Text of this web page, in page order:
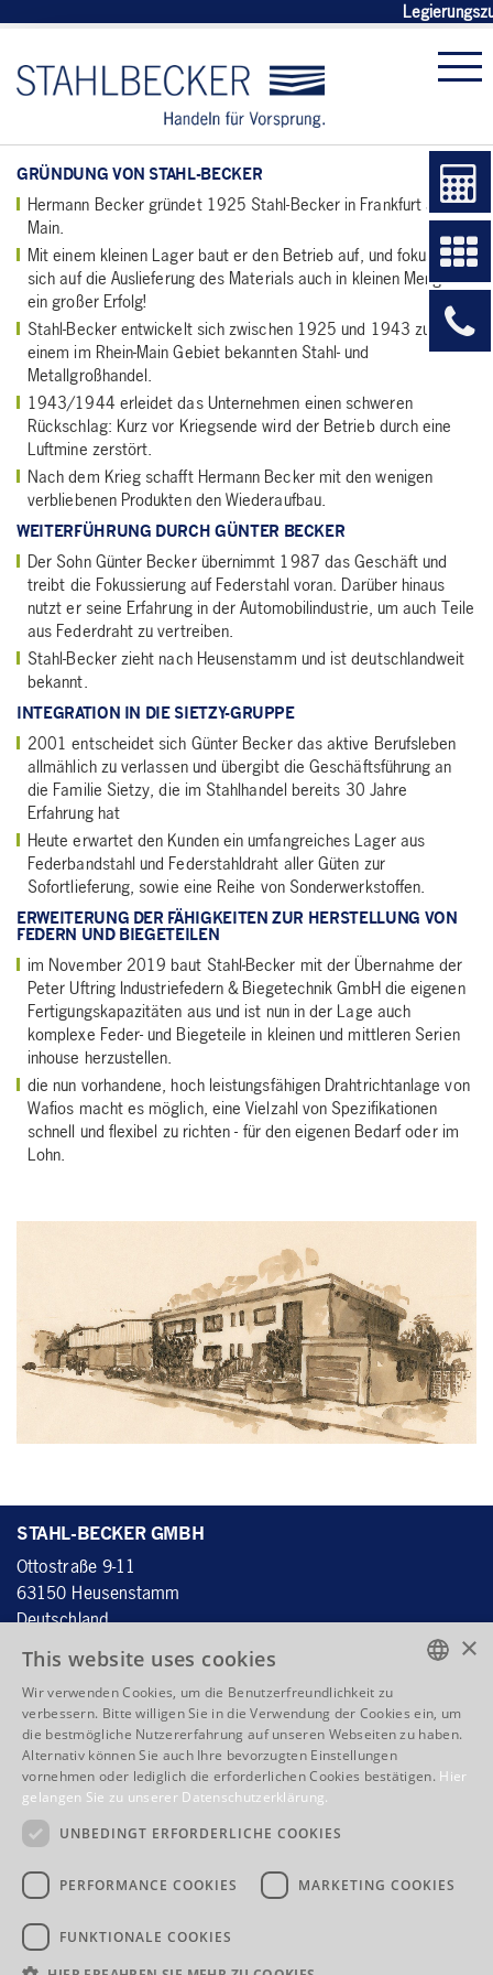
GRÜNDUNG VON STAHL-BECKER
Hermann Becker gründet 1925 Stahl-Becker in Frankfurt am
Main.
Mit einem kleinen Lager baut er den Betrieb auf, und fokussiert
sich auf die Auslieferung des Materials auch in kleinen Mengen -
ein großer Erfolg!
Stahl-Becker entwickelt sich zwischen 1925 und 1943 zu
einem im Rhein-Main Gebiet bekannten Stahl- und
Metallgroßhandel.
1943/1944 erleidet das Unternehmen einen schweren
Rückschlag: Kurz vor Kriegsende wird der Betrieb durch eine
Luftmine zerstört.
Nach dem Krieg schafft Hermann Becker mit den wenigen
verbliebenen Produkten den Wiederaufbau.
WEITERFÜHRUNG DURCH GÜNTER BECKER
Der Sohn Günter Becker übernimmt 1987 das Geschäft und
treibt die Fokussierung auf Federstahl voran. Darüber hinaus
nutzt er seine Erfahrung in der Automobilindustrie, um auch Teile
aus Federdraht zu vertreiben.
Stahl-Becker zieht nach Heusenstamm und ist deutschlandweit
bekannt.
INTEGRATION IN DIE SIETZY-GRUPPE
2001 entscheidet sich Günter Becker das aktive Berufsleben
allmählich zu verlassen und übergibt die Geschäftsführung an
die Familie Sietzy, die im Stahlhandel bereits 30 Jahre
Erfahrung hat
Heute erwartet den Kunden ein umfangreiches Lager aus
Federbandstahl und Federstahldraht aller Güten zur
Sofortlieferung, sowie eine Reihe von Sonderwerkstoffen.
ERWEITERUNG DER FÄHIGKEITEN ZUR HERSTELLUNG VON
FEDERN UND BIEGETEILEN
im November 2019 baut Stahl-Becker mit der Übernahme der
Peter Uftring Industriefedern & Biegetechnik GmbH die eigenen
Fertigungskapazitäten aus und ist nun in der Lage auch
komplexe Feder- und Biegeteile in kleinen und mittleren Serien
inhouse herzustellen.
die nun vorhandene, hoch leistungsfähigen Drahtrichtanlage von
Wafios macht es möglich, eine Vielzahl von Spezifikationen
schnell und flexibel zu richten - für den eigenen Bedarf oder im
Lohn.
STAHL-BECKER GMBH
Ottostraße 9-11
63150 Heusenstamm
Deutschland
Tel.:+49 6104 4059 - 60
Fax: +49 6104 4059 - 70
info@stahlbecker.de
QUICKLINKS
Produkte
Kernkompetenz
Unternehmen
Adresse / Anfahrt
AGB
Impressum
Datenschutz
ENGLISH
ENGLISH
FRENCH
×
This website uses cookies
Wir verwenden Cookies, um die Benutzerfreundlichkeit zu
verbessern. Bitte willigen Sie in die Verwendung der Cookies ein, um
die bestmögliche Nutzererfahrung auf unseren Webseiten zu haben.
Alternativ können Sie auch Ihre bevorzugten Einstellungen
vornehmen oder lediglich die erforderlichen Cookies bestätigen. Hier
gelangen Sie zu unserer Datenschutzerklärung.
UNBEDINGT ERFORDERLICHE COOKIES
PERFORMANCE COOKIES MARKETING COOKIES
FUNKTIONALE COOKIES